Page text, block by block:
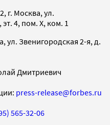
г. Москва, ул.
4, пом. X, ком. 1
ул. Звенигородская 2-я, д.
Дмитриевич
press-release@forbes.ru
565-32-06